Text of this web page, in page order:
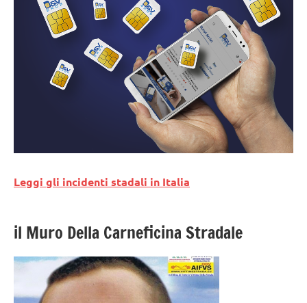
Leggi gli incidenti stadali in Italia
il Muro Della Carneficina Stradale